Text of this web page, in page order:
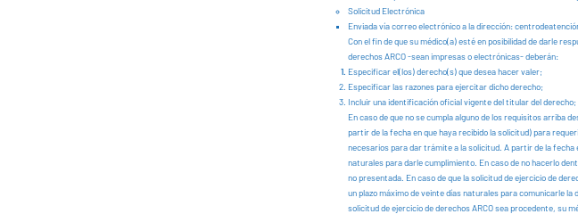
Solicitud Electrónica
Enviada vía correo electrónico a la dirección:
Con el fin de que su médico(a) esté en posibilidad de darle
derechos ARCO -sean impresas o electrónicas- deberán:
Especificar el(los) derecho(s) que desea hacer valer;
Especificar las razones para ejercitar dicho derecho;
Incluir una identificación oficial vigente del titular del derecho;
En caso de que no se cumpla alguno de los requisitos arriba
partir de la fecha en que haya recibido la solicitud) para
necesarios para dar trámite a la solicitud. A partir de la
naturales para darle cumplimiento. En caso de no hacerlo
no presentada. En caso de que la solicitud de ejercicio de
un plazo máximo de veinte días naturales para comunicarle
solicitud de ejercicio de derechos ARCO sea procedente, su